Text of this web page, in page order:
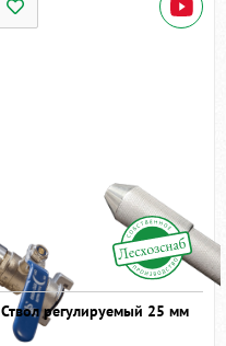
Ствол регулируемый 25 мм